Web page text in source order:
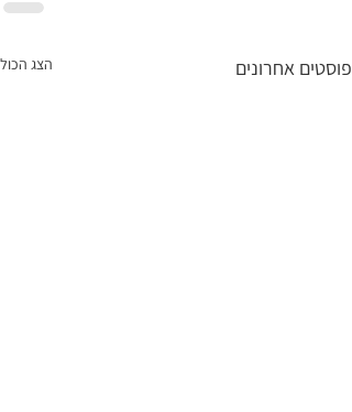
פוסטים אחרונים הצג הכול